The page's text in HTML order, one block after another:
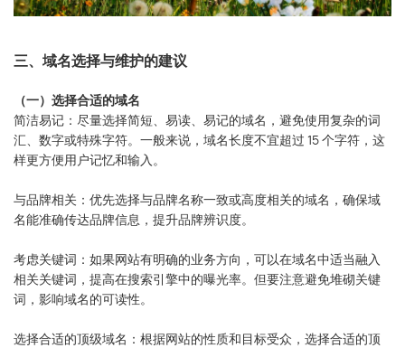
三、域名选择与维护的建议
（一）选择合适的域名
简洁易记：尽量选择简短、易读、易记的域名，避免使用复杂的词
汇、数字或特殊字符。一般来说，域名长度不宜超过 15 个字符，这
样更方便用户记忆和输入。
与品牌相关：优先选择与品牌名称一致或高度相关的域名，确保域
名能准确传达品牌信息，提升品牌辨识度。
考虑关键词：如果网站有明确的业务方向，可以在域名中适当融入
相关关键词，提高在搜索引擎中的曝光率。但要注意避免堆砌关键
词，影响域名的可读性。
选择合适的顶级域名：根据网站的性质和目标受众，选择合适的顶